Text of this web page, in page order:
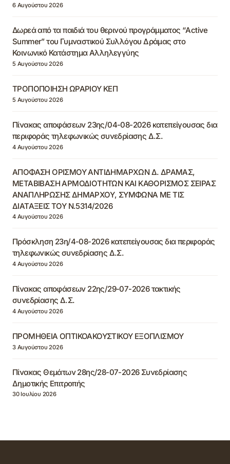
6 Αυγούστου 2026
Δωρεά από τα παιδιά του θερινού προγράμματος “Active
Summer” του Γυμναστικού Συλλόγου Δράμας στο
Κοινωνικό Κατάστημα Αλληλεγγύης
5 Αυγούστου 2026
ΤΡΟΠΟΠΟΙΗΣΗ ΩΡΑΡΙΟΥ ΚΕΠ
5 Αυγούστου 2026
Πίνακας αποφάσεων 23ης/04-08-2026 κατεπείγουσας δια
περιφοράς τηλεφωνικώς συνεδρίασης Δ.Σ.
4 Αυγούστου 2026
ΑΠΟΦΑΣΗ ΟΡΙΣΜΟΥ ΑΝΤΙΔΗΜΑΡΧΩΝ Δ. ΔΡΑΜΑΣ,
ΜΕΤΑΒΙΒΑΣΗ ΑΡΜΟΔΙΟΤΗΤΩΝ ΚΑΙ ΚΑΘΟΡΙΣΜΟΣ ΣΕΙΡΑΣ
ΑΝΑΠΛΗΡΩΣΗΣ ΔΗΜΑΡΧΟΥ, ΣΥΜΦΩΝΑ ΜΕ ΤΙΣ
ΔΙΑΤΑΞΕΙΣ ΤΟΥ Ν.5314/2026
4 Αυγούστου 2026
Πρόσκληση 23η/4-08-2026 κατεπείγουσας δια περιφοράς
τηλεφωνικώς συνεδρίασης Δ.Σ.
4 Αυγούστου 2026
Πίνακας αποφάσεων 22ης/29-07-2026 τακτικής
συνεδρίασης Δ.Σ.
4 Αυγούστου 2026
ΠΡΟΜΗΘΕΙΑ ΟΠΤΙΚΟΑΚΟΥΣΤΙΚΟΥ ΕΞΟΠΛΙΣΜΟΥ
3 Αυγούστου 2026
Πίνακας Θεμάτων 28ης/28-07-2026 Συνεδρίασης
Δημοτικής Επιτροπής
30 Ιουλίου 2026